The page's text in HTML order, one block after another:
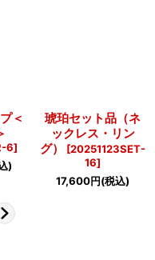
＜
6]
)
琥珀セット品（ネ
ックレス・リン
グ）
[20251123SET-
16]
17,600円(税込)